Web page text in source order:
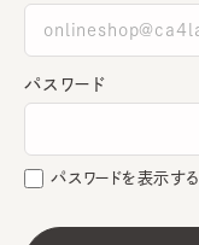
パスワード
パスワードを表示する